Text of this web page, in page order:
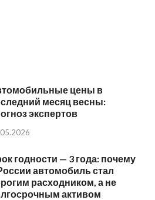
цены в
месяц весны:
экспертов
годности — 3 года: почему
автомобиль стал
расходником, а не
активом